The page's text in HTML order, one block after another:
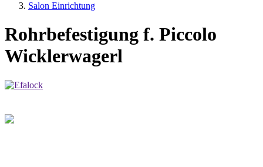
Salon Einrichtung
Rohrbefestigung f. Piccolo
Wicklerwagerl